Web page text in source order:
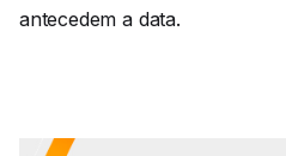
antecedem a data.